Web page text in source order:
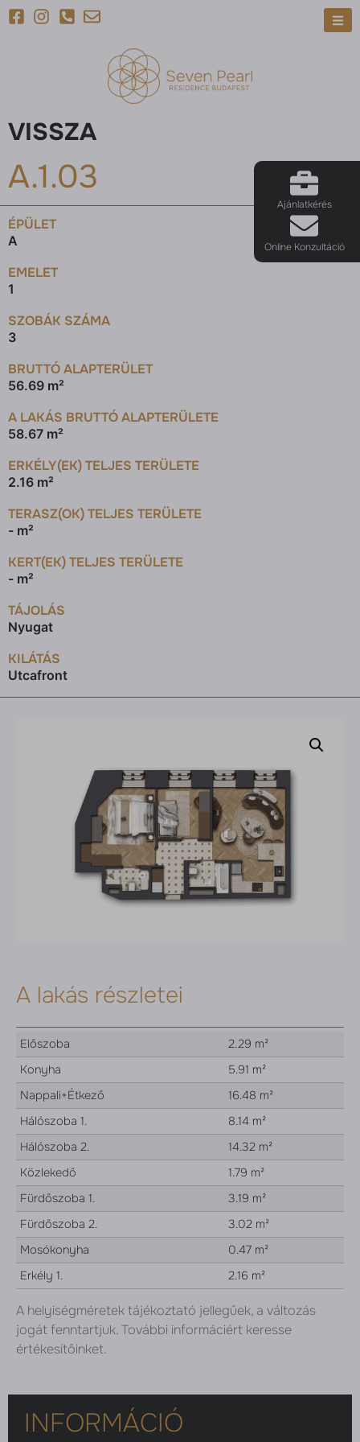
Ajánlatkérés
Online Konzultáció
VISSZA
A.1.03
ÉPÜLET
A
EMELET
1
SZOBÁK SZÁMA
3
BRUTTÓ ALAPTERÜLET
56.69 m²
A LAKÁS BRUTTÓ ALAPTERÜLETE
58.67 m²
ERKÉLY(EK) TELJES TERÜLETE
2.16 m²
TERASZ(OK) TELJES TERÜLETE
- m²
KERT(EK) TELJES TERÜLETE
- m²
TÁJOLÁS
Nyugat
KILÁTÁS
Utcafront
A lakás részletei
Előszoba
2.29 m²
Konyha
5.91 m²
Nappali+Étkező
16.48 m²
Hálószoba 1.
8.14 m²
Hálószoba 2.
14.32 m²
Közlekedő
1.79 m²
Fürdőszoba 1.
3.19 m²
Fürdőszoba 2.
3.02 m²
Mosókonyha
0.47 m²
Erkély 1.
2.16 m²
A helyiségméretek tájékoztató jellegűek, a változás
jogát fenntartjuk. További informáciért keresse
értékesítőinket.
INFORMÁCIÓ